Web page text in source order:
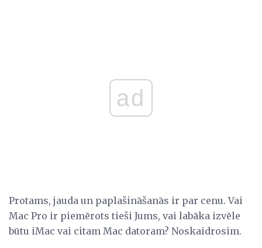
ad
Protams, jauda un paplašināšanās ir par cenu. Vai
Mac Pro ir piemērots tieši Jums, vai labāka izvēle
būtu iMac vai citam Mac datoram? Noskaidrosim.